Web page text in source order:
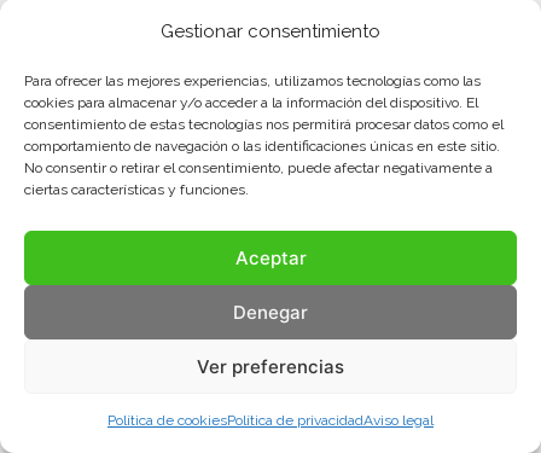
Gestionar consentimiento
Para ofrecer las mejores experiencias, utilizamos tecnologías como las
cookies para almacenar y/o acceder a la información del dispositivo. El
consentimiento de estas tecnologías nos permitirá procesar datos como el
comportamiento de navegación o las identificaciones únicas en este sitio.
No consentir o retirar el consentimiento, puede afectar negativamente a
ciertas características y funciones.
Aceptar
Denegar
Ver preferencias
Política de cookiesPolítica de privacidadAviso legal
Política de privacidad
© COMA, 2022Todos los derechos reservados